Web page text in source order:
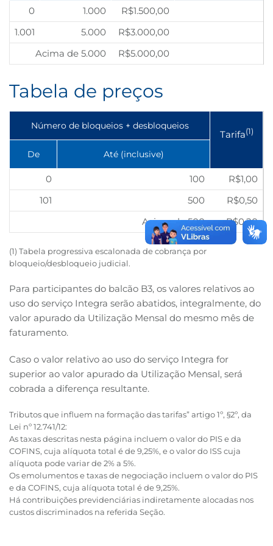
B3
0 1.000
R$1.500,00
1.001
5.000
R$3.000,00
Acima de 5.000
R$5.000,00
Tabela de preços
Número de bloqueios + desbloqueios
Tarifa(1)
De Até (inclusive)
0 100
R$1,00
101
500
R$0,50
Acima de 500
R$0,20
(1) Tabela progressiva escalonada de cobrança por
bloqueio/desbloqueio judicial.
Para participantes do balcão B3, os valores relativos ao
uso do serviço Integra serão abatidos, integralmente, do
valor apurado da Utilização Mensal do mesmo mês de
faturamento.
Caso o valor relativo ao uso do serviço Integra for
superior ao valor apurado da Utilização Mensal, será
cobrada a diferença resultante.
Tributos que influem na formação das tarifas” artigo 1º, §2º, da
Lei nº 12.741/12:
As taxas descritas nesta página incluem o valor do PIS e da
COFINS, cuja alíquota total é de 9,25%, e o valor do ISS cuja
alíquota pode variar de 2% a 5%.
Os emolumentos e taxas de negociação incluem o valor do PIS
e da COFINS, cuja alíquota total é de 9,25%.
Há contribuições previdenciárias indiretamente alocadas nos
custos discriminados na referida Seção.